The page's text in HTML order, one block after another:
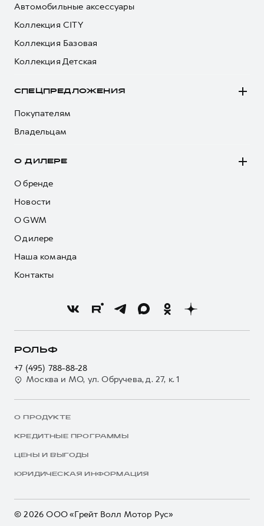
Автомобильные аксессуары
Коллекция CITY
Коллекция Базовая
Коллекция Детская
СПЕЦПРЕДЛОЖЕНИЯ
Покупателям
Владельцам
О ДИЛЕРЕ
О бренде
Новости
О GWM
О дилере
Наша команда
Контакты
РОЛЬФ
+7 (495) 788-88-28
Москва и МО, ул. Обручева, д. 27, к. 1
О ПРОДУКТЕ
КРЕДИТНЫЕ ПРОГРАММЫ
ЦЕНЫ И ВЫГОДЫ
ЮРИДИЧЕСКАЯ ИНФОРМАЦИЯ
© 2026 ООО «Грейт Волл Мотор Рус»